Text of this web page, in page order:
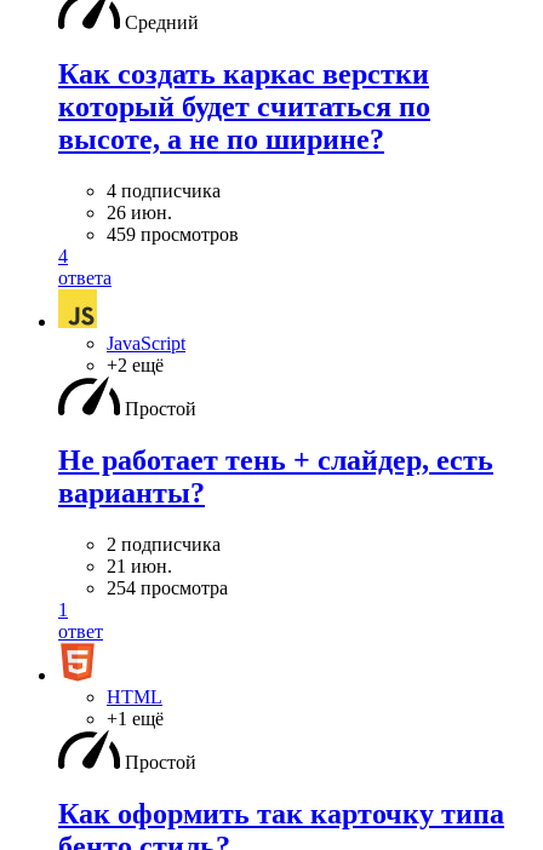
Средний
Как создать каркас верстки
который будет считаться по
высоте, а не по ширине?
4 подписчика
26 июн.
459 просмотров
4
ответа
JavaScript
+2 ещё
Простой
Не работает тень + слайдер, есть
варианты?
2 подписчика
21 июн.
254 просмотра
1
ответ
HTML
+1 ещё
Простой
Как оформить так карточку типа